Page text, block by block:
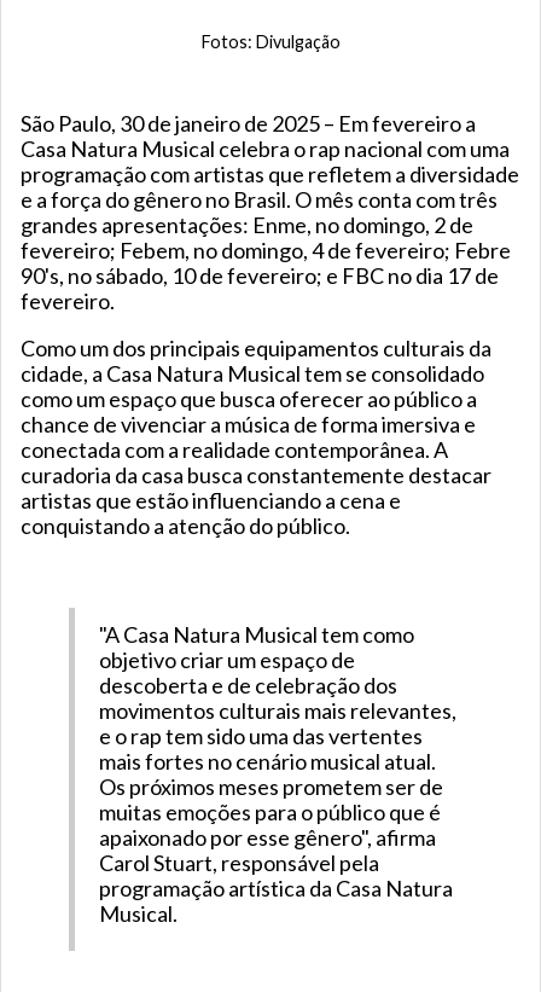
Fotos: Divulgação
São Paulo, 30 de janeiro de 2025 – Em fevereiro a
Casa Natura Musical celebra o rap nacional com uma
programação com artistas que refletem a diversidade
e a força do gênero no Brasil. O mês conta com três
grandes apresentações: Enme, no domingo, 2 de
fevereiro; Febem, no domingo, 4 de fevereiro; Febre
90's, no sábado, 10 de fevereiro; e FBC no dia 17 de
fevereiro.
Como um dos principais equipamentos culturais da
cidade, a Casa Natura Musical tem se consolidado
como um espaço que busca oferecer ao público a
chance de vivenciar a música de forma imersiva e
conectada com a realidade contemporânea. A
curadoria da casa busca constantemente destacar
artistas que estão influenciando a cena e
conquistando a atenção do público.
"A Casa Natura Musical tem como
objetivo criar um espaço de
descoberta e de celebração dos
movimentos culturais mais relevantes,
e o rap tem sido uma das vertentes
mais fortes no cenário musical atual.
Os próximos meses prometem ser de
muitas emoções para o público que é
apaixonado por esse gênero", afirma
Carol Stuart, responsável pela
programação artística da Casa Natura
Musical.